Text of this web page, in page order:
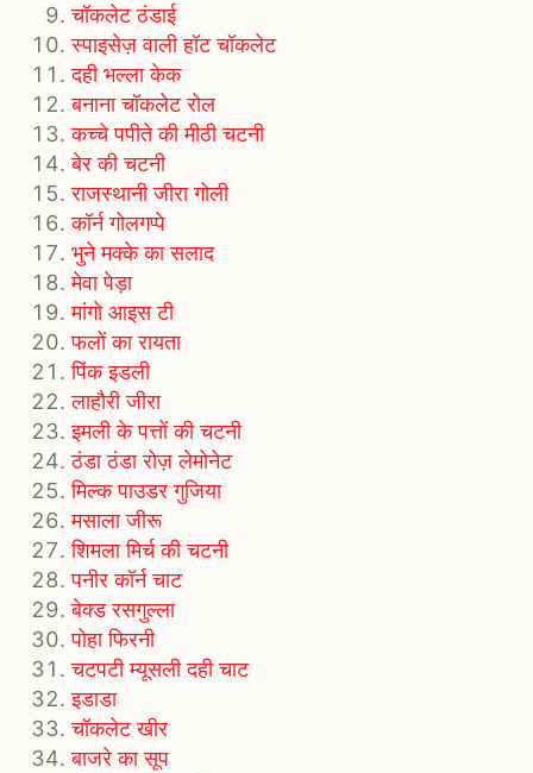
चॉकलेट ठंडाई
स्पाइसेज़ वाली हॉट चॉकलेट
दही भल्ला केक
बनाना चॉकलेट रोल
कच्चे पपीते की मीठी चटनी
बेर की चटनी
राजस्थानी जीरा गोली
कॉर्न गोलगप्पे
भुने मक्के का सलाद
मेवा पेड़ा
मांगो आइस टी
फलों का रायता
पिंक इडली
लाहौरी जीरा
इमली के पत्तों की चटनी
ठंडा ठंडा रोज़ लेमोनेट
मिल्क पाउडर गुजिया
मसाला जीरू
शिमला मिर्च की चटनी
पनीर कॉर्न चाट
बेक्ड रसगुल्ला
पोहा फिरनी
चटपटी म्यूसली दही चाट
इडाडा
चॉकलेट खीर
बाजरे का सूप